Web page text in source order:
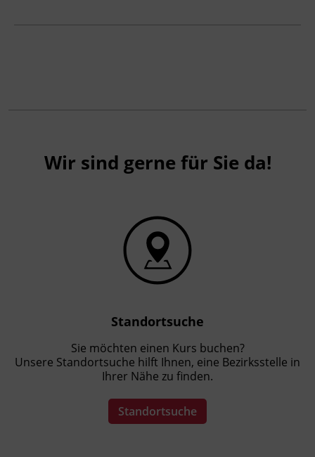
Wir sind gerne für Sie da!
Standortsuche
Sie möchten einen Kurs buchen?
Unsere Standortsuche hilft Ihnen, eine Bezirksstelle in
Ihrer Nähe zu finden.
Standortsuche